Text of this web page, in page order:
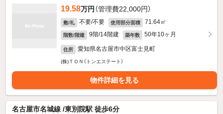
19.58万円 （管理費22,000円）
敷/礼 不要/不要 使用部分面積 71.64㎡
階数/階建 9階/14階建 築年数 50年10ヶ月
住所 愛知県名古屋市中区富士見町
(株)ＴＯＮ（トンエステート）
物件詳細を見る
名古屋市名城線 /東別院駅 徒歩6分